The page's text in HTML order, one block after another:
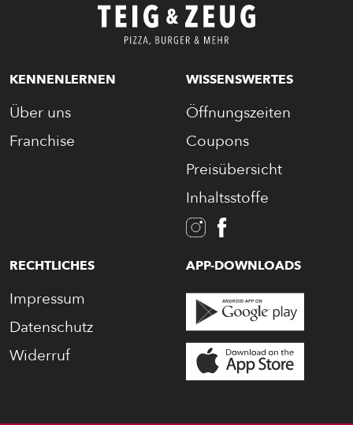
KENNENLERNEN
Über uns
Franchise
WISSENSWERTES
Öffnungszeiten
Coupons
Preisübersicht
Inhaltsstoffe
RECHTLICHES
Impressum
Datenschutz
Widerruf
APP-DOWNLOADS